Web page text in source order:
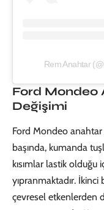
Rem Anahtar
Ford Mondeo
Değişimi
Ford Mondeo
başında, kumanda
kısımlar lastik olduğu
yıpranmaktadır. İkinci
çevresel etkenlerden